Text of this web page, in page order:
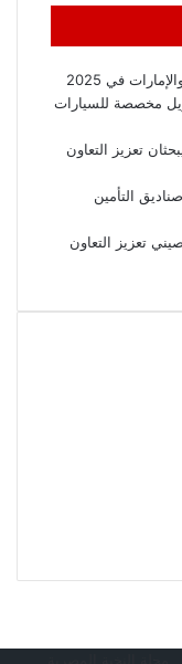
مخصصة للسيارات
تعزيز التعاون
التأمين
تعزيز التعاون